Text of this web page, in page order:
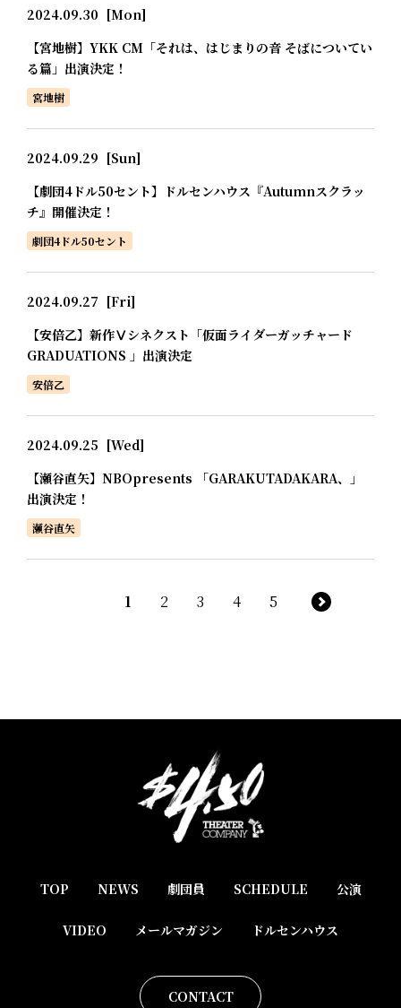
2024.09.30 [Mon]
【宮地樹】YKK CM「それは、はじまりの音 そばについてい
る篇」出演決定！
宮地樹
2024.09.29 [Sun]
【劇団4ドル50セント】ドルセンハウス『Autumnスクラッ
チ』開催決定！
劇団4ドル50セント
2024.09.27 [Fri]
【安倍乙】新作Ⅴシネクスト「仮面ライダーガッチャード
GRADUATIONS 」出演決定
安倍乙
2024.09.25 [Wed]
【瀬谷直矢】NBOpresents 「GARAKUTADAKARA、」
出演決定！
瀬谷直矢
1 2 3 4 5
TOP NEWS 劇団員 SCHEDULE 公演
VIDEO メールマガジン ドルセンハウス
CONTACT